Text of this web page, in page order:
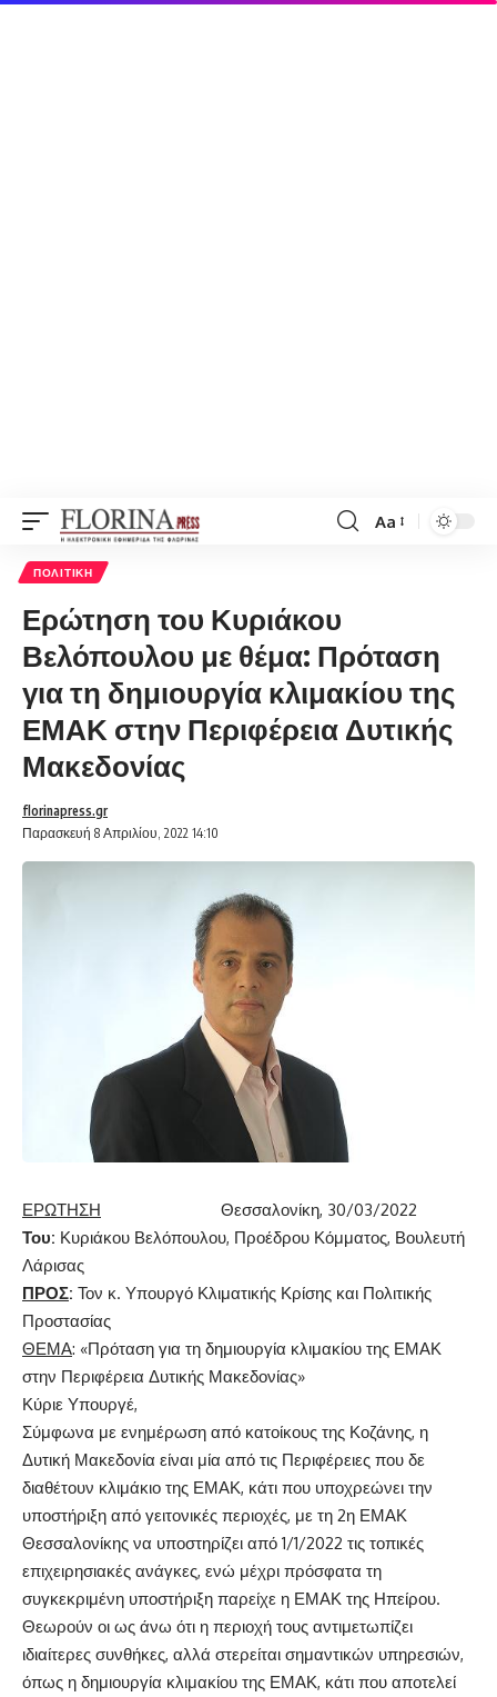
Font
Aa
ΠΟΛΙΤΙΚΉ
Ερώτηση του Κυριάκου
Βελόπουλου με θέμα: Πρόταση
για τη δημιουργία κλιμακίου της
ΕΜΑΚ στην Περιφέρεια Δυτικής
Μακεδονίας
Παρασκευή 8 Απριλίου, 2022 14:10
florinapress.gr
ΕΡΩΤΗΣΗ
Θεσσαλονίκη, 30/03/2022
Του: Κυριάκου Βελόπουλου, Προέδρου Κόμματος, Βουλευτή
Λάρισας
ΠΡΟΣ: Τον κ. Υπουργό Κλιματικής Κρίσης και Πολιτικής
Προστασίας
ΘΕΜΑ: «Πρόταση για τη δημιουργία κλιμακίου της ΕΜΑΚ
στην Περιφέρεια Δυτικής Μακεδονίας»
Κύριε Υπουργέ,
Σύμφωνα με ενημέρωση από κατοίκους της Κοζάνης, η
Δυτική Μακεδονία είναι μία από τις Περιφέρειες που δε
διαθέτουν κλιμάκιο της ΕΜΑΚ, κάτι που υποχρεώνει την
υποστήριξη από γειτονικές περιοχές, με τη 2η ΕΜΑΚ
Θεσσαλονίκης να υποστηρίζει από 1/1/2022 τις τοπικές
επιχειρησιακές ανάγκες, ενώ μέχρι πρόσφατα τη
συγκεκριμένη υποστήριξη παρείχε η ΕΜΑΚ της Ηπείρου.
Θεωρούν οι ως άνω ότι η περιοχή τους αντιμετωπίζει
ιδιαίτερες συνθήκες, αλλά στερείται σημαντικών υπηρεσιών,
όπως η δημιουργία κλιμακίου της ΕΜΑΚ, κάτι που αποτελεί